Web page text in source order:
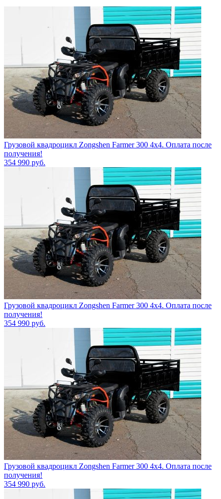
Грузовой квадроцикл Zongshen Farmer 300 4х4. Оплата после
получения!
354 990 руб.
Грузовой квадроцикл Zongshen Farmer 300 4х4. Оплата после
получения!
354 990 руб.
Грузовой квадроцикл Zongshen Farmer 300 4х4. Оплата после
получения!
354 990 руб.